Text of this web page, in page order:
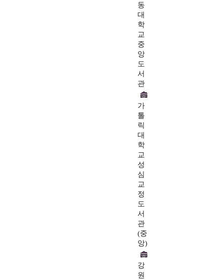
동
대
학
교
중
앙
도
서
관
가
톨
릭
대
학
교
성
심
교
정
도
서
관
(중
앙)
강
원